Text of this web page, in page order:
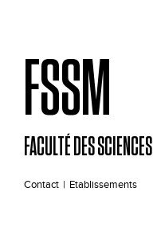
FSSM
FACULTÉ DES
Contact | Etablissements